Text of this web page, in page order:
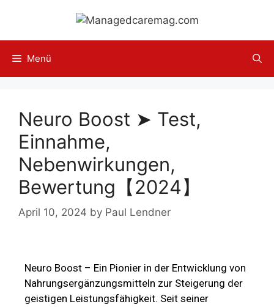
Menü
Neuro Boost ➤ Test,
Einnahme,
Nebenwirkungen,
Bewertung【2024】
April 10, 2024 by Paul Lendner
Neuro Boost – Ein Pionier in der Entwicklung von
Nahrungsergänzungsmitteln zur Steigerung der
geistigen Leistungsfähigkeit. Seit seiner